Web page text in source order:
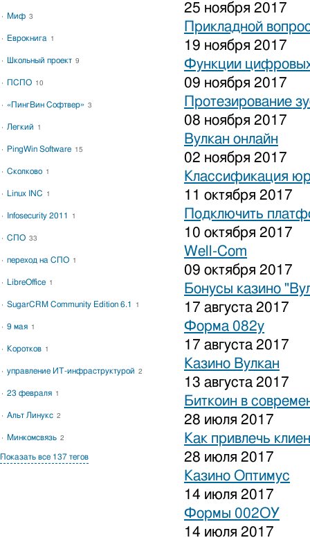
25 ноября 2017
Прикладной
19 ноября 2017
Функции
09 ноября 2017
Протезирование
08 ноября 2017
Вулкан онлайн
02 ноября 2017
Классификация
11 октября 2017
Подключить
10 октября 2017
Well-Com
09 октября 2017
Бонусы казино
17 августа 2017
Форма 082у
17 августа 2017
Казино Вулкан
13 августа 2017
Биткоин в
28 июля 2017
Как привлечь
28 июля 2017
Казино Оптимус
14 июля 2017
Формы 002ОУ
14 июля 2017
Миф 3
Еврокнига 1
Школьный проект 9
ПСПО 10
«ПингВин Софтвер» 3
Легкий 1
PingWin Software 15
Сколково 1
Linux INC 1
Infosecurity 2011 1
СПО 33
переход на СПО 1
LibreOffice 1
SugarCRM Community Edition 6.1 1
9 мая 1
Коротков 1
управление ИТ-инфраструктурой 2
23 февраля 1
Альт Линукс 2
Минкомсвязь 2
Показать все 137 тегов